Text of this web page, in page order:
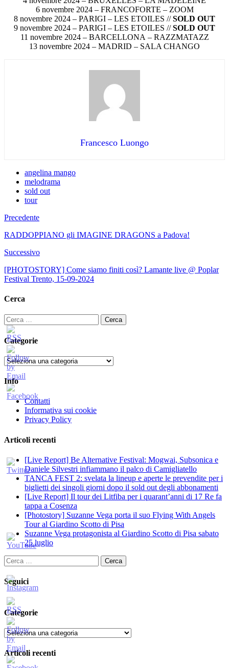
6 novembre 2024 – FRANCOFORTE – ZOOM
8 novembre 2024 – PARIGI – LES ETOILES //SOLD OUT
9 novembre 2024 – PARIGI – LES ETOILES //SOLD OUT
11 novembre 2024 – BARCELLONA – RAZZMATAZZ
13 novembre 2024 – MADRID – SALA CHANGO
Francesco Luongo
angelina mango
melodrama
sold out
tour
Precedente
RADDOPPIANO gli IMAGINE DRAGONS a Padova!
Successivo
[PHOTOSTORY] Come siamo finiti così? Lamante live @ Poplar
Festival Trento, 15-09-2024
Cerca
Ricerca
per:
Categorie
Categorie
Info
Contatti
Informativa sui cookie
Privacy Policy
Articoli recenti
[Live Report] Be Alternative Festival: Mogwai, Subsonica e
Daniele Silvestri infiammano il palco di Camigliatello
TANCA FEST 2: svelata la lineup e aperte le prevendite per i
biglietti dei singoli giorni dopo il sold out degli abbonamenti
[Live Report] Il tour dei Litfiba per i quarant’anni di 17 Re fa
tappa a Cosenza
[Photostory] Suzanne Vega porta il suo Flying With Angels
Tour al Giardino Scotto di Pisa
Suzanne Vega protagonista al Giardino Scotto di Pisa sabato
25 luglio
Ricerca
per:
Seguici
Categorie
Categorie
Articoli recenti